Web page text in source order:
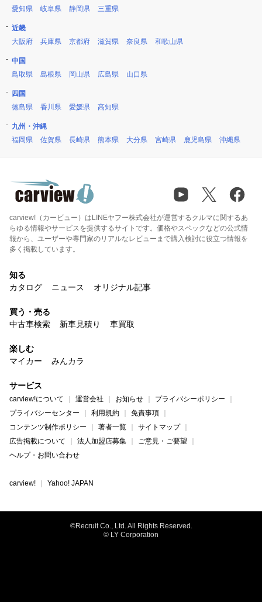
愛知県
岐阜県 静岡県 三重県
近畿
大阪府
兵庫県 京都府 滋賀県 奈良県 和歌山県
中国
鳥取県
島根県 岡山県 広島県 山口県
四国
徳島県
香川県 愛媛県 高知県
九州・沖縄
福岡県
佐賀県 長崎県 熊本県 大分県 宮崎県 鹿児島県 沖縄県
carview!（カービュー）はLINEヤフー株式会社が運営するクルマに関するあ
らゆる情報やサービスを提供するサイトです。価格やスペックなどの公式情
報から、ユーザーや専門家のリアルなレビューまで購入検討に役立つ情報を
多く掲載しています。
知る
カタログ
ニュース オリジナル記事
買う・売る
中古車検索
新車見積り 車買取
楽しむ
マイカー
みんカラ
サービス
carview!について 運営会社 お知らせ
プライバシーポリシー
プライバシーセンター
利用規約
免責事項
コンテンツ制作ポリシー
著者一覧
サイトマップ
広告掲載について
法人加盟店募集
ご意見・ご要望
ヘルプ・お問い合わせ
carview! Yahoo! JAPAN
©Recruit Co., Ltd. All Rights Reserved.
© LY Corporation